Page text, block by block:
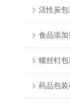
活性炭包
食品添
螺丝钉包
药品包装